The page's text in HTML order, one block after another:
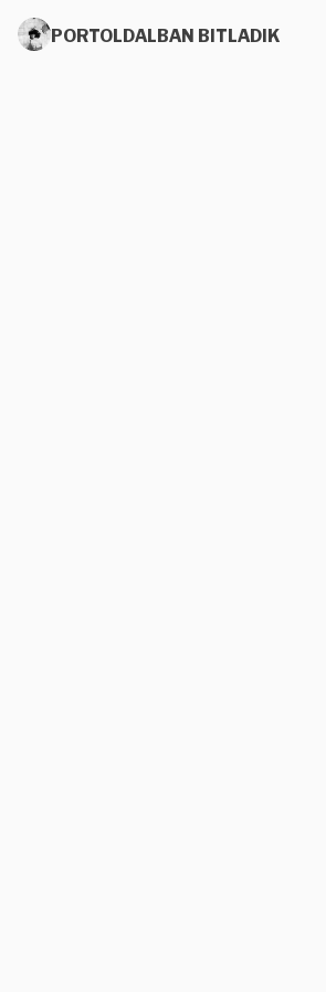
PORTOLDALBAN BITLADIK